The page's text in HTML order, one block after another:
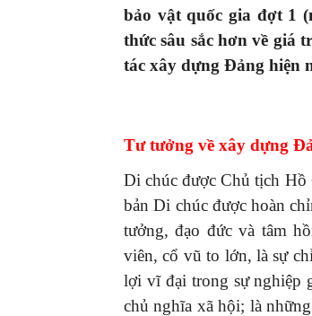
bảo vật quốc gia đợt 1
thức sâu sắc hơn về giá
tác xây dựng Đảng hiện
Tư tưởng về xây dựng
Di chúc được Chủ tịch Hồ
bản Di chúc được hoàn
tưởng, đạo đức và tâm
viên, cổ vũ to lớn, là sự
lợi vĩ đại trong sự nghiệp
chủ nghĩa xã hội; là